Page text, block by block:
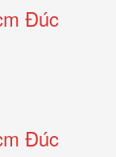
Đúc
Đúc